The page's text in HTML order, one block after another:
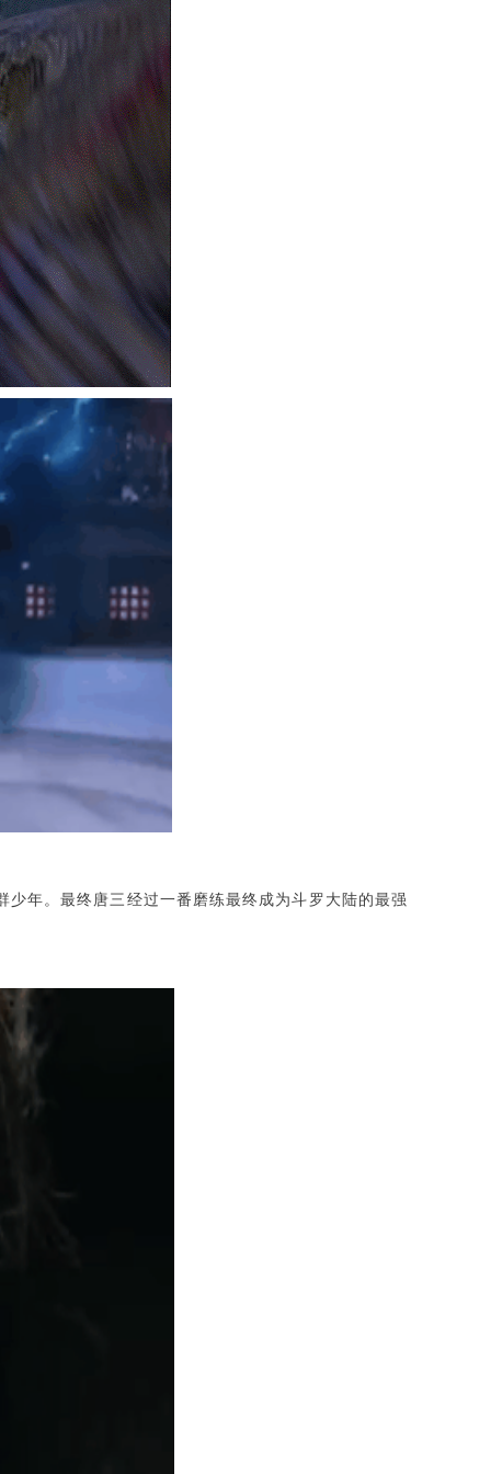
年。最终唐三经过一番磨练最终成为斗罗大陆的最强